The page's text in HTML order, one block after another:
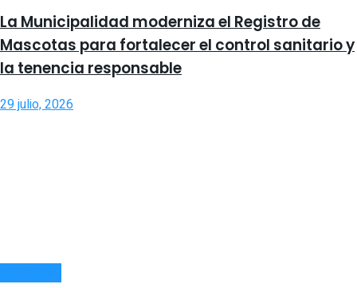
La Municipalidad moderniza el Registro de
Mascotas para fortalecer el control sanitario y
la tenencia responsable
29 julio, 2026